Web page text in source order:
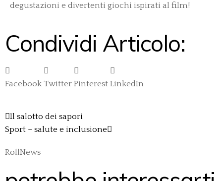
degustazioni e divertenti giochi ispirati al film!
Condividi Articolo:
Facebook Twitter Pinterest LinkedIn
Il salotto dei sapori
Sport – salute e inclusione
RollNews